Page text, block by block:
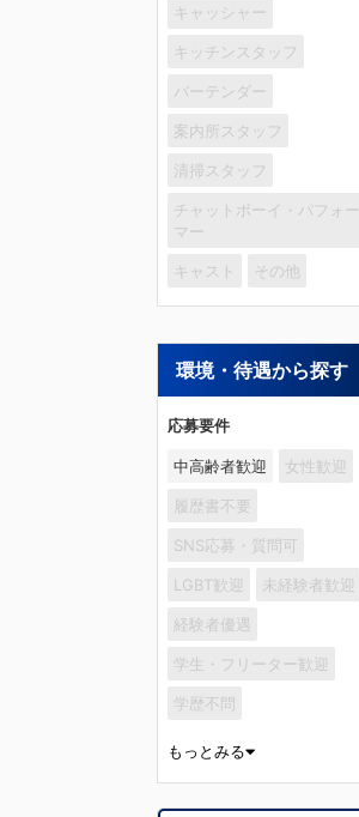
キャッシャー
キッチンスタッフ
バーテンダー
案内所スタッフ
清掃スタッフ
チャットボーイ・パフォー
マー
キャスト その他
環境・待遇から探す
応募要件
中高齢者歓迎 女性歓迎
履歴書不要
SNS応募・質問可
LGBT歓迎 未経験者歓迎
経験者優遇
学生・フリーター歓迎
学歴不問
もっとみる